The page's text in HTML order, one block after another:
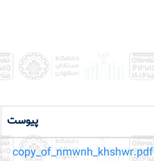
پیوست
copy_of_nmwnh_khshwr.pdf